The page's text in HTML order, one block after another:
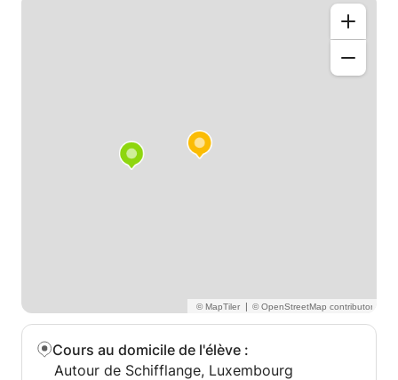
Passionate about teaching, I cover various areas of
biology, including general biology, cellular biology,
school, university, or simply looking to deepen your
|
Cours au domicile de l'élève :
Autour de Schifflange, Luxembourg